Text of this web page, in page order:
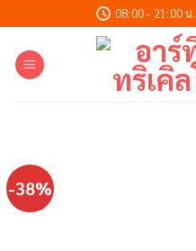
to
content
08:00 - 21:00 น.
-38%